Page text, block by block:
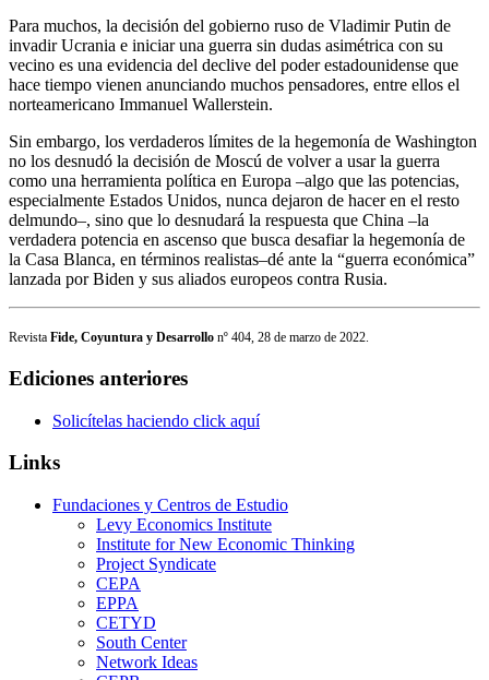
Para muchos, la decisión del gobierno ruso de Vladimir Putin de
invadir Ucrania e iniciar una guerra sin dudas asimétrica con su
vecino es una evidencia del declive del poder estadounidense que
hace tiempo vienen anunciando muchos pensadores, entre ellos el
norteamericano Immanuel Wallerstein.
Sin embargo, los verdaderos límites de la hegemonía de Washington
no los desnudó la decisión de Moscú de volver a usar la guerra
como una herramienta política en Europa –algo que las potencias,
especialmente Estados Unidos, nunca dejaron de hacer en el resto
delmundo–, sino que lo desnudará la respuesta que China –la
verdadera potencia en ascenso que busca desafiar la hegemonía de
la Casa Blanca, en términos realistas–dé ante la “guerra económica”
lanzada por Biden y sus aliados europeos contra Rusia.
Revista Fide, Coyuntura y Desarrollo nº 404, 28 de marzo de 2022.
Ediciones anteriores
Solicítelas haciendo click aquí
Links
Fundaciones y Centros de Estudio
Levy Economics Institute
Institute for New Economic Thinking
Project Syndicate
CEPA
EPPA
CETYD
South Center
Network Ideas